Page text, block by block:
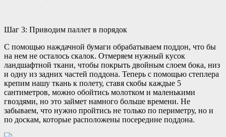
Шаг 3: Приводим паллет в порядок
С помощью наждачной бумаги обрабатываем поддон, что бы
на нем не осталось скалок. Отмеряем нужный кусок
ландшафтной ткани, чтобы покрыть двойным слоем бока, низ
и одну из задних частей поддона. Теперь с помощью степлера
крепим нашу ткань к полету, ставя скобы каждые 5
сантиметров, можно обойтись молотком и маленькими
гвоздями, но это займет намного больше времени. Не
забываем, что нужно пройтись не только по периметру, но и
по доскам, которые расположены посередине поддона.